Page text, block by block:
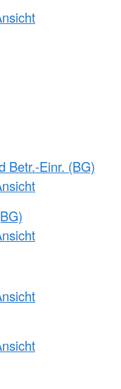
Betr.-Einr. (BG)